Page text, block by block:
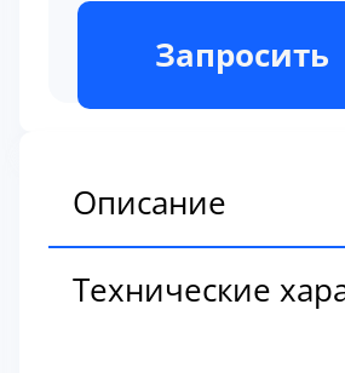
В наличии
Запросить
Описание
Технические